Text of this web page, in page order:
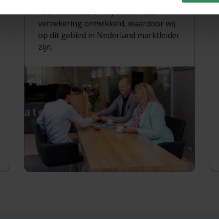
voor hen hebben wij een unieke
verzekering ontwikkeld, waardoor wij
op dit gebied in Nederland marktleider
zijn.